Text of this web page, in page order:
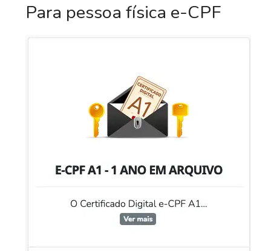
Para pessoa física e-CPF